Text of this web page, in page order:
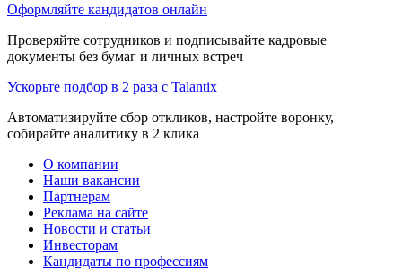
Оформляйте кандидатов онлайн
Проверяйте сотрудников и подписывайте кадровые
документы без бумаг и личных встреч
Ускорьте подбор в 2 раза с Talantix
Автоматизируйте сбор откликов, настройте воронку,
собирайте аналитику в 2 клика
О компании
Наши вакансии
Партнерам
Реклама на сайте
Новости и статьи
Инвесторам
Кандидаты по профессиям